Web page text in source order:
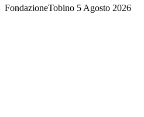
FondazioneTobino 5 Agosto 2026